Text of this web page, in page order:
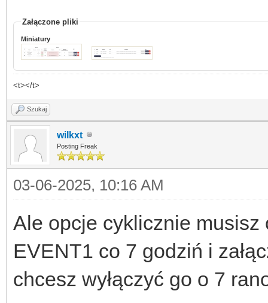
Załączone pliki
Miniatury
<t></t>
Szukaj
wilkxt
Posting Freak
03-06-2025, 10:16 AM
Ale opcje cyklicznie musisz
EVENT1 co 7 godziń i
chcesz wyłączyć go o 7